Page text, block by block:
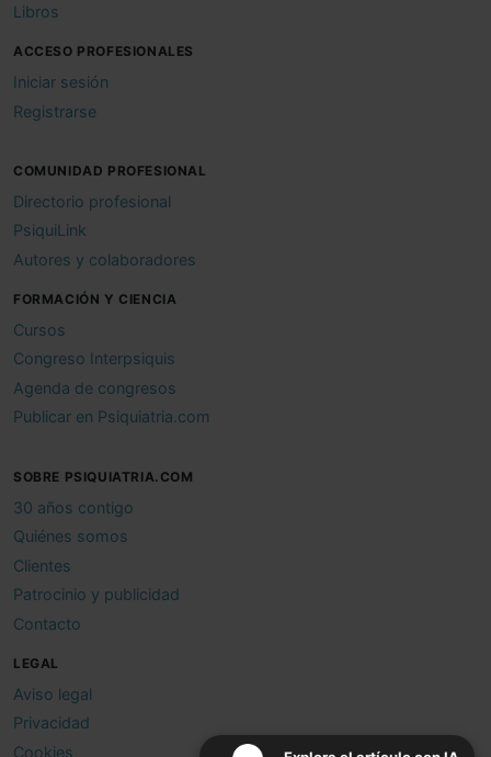
Libros
ACCESO PROFESIONALES
Iniciar sesión
Registrarse
COMUNIDAD PROFESIONAL
Directorio profesional
PsiquiLink
Autores y colaboradores
FORMACIÓN Y CIENCIA
Cursos
Congreso Interpsiquis
Agenda de congresos
Publicar en Psiquiatria.com
SOBRE PSIQUIATRIA.COM
30 años contigo
Quiénes somos
Clientes
Patrocinio y publicidad
Contacto
LEGAL
Aviso legal
Privacidad
Cookies